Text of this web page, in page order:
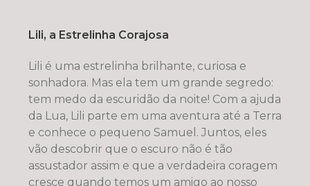
Lili, a Estrelinha Corajosa
Lili é uma estrelinha brilhante, curiosa e
sonhadora. Mas ela tem um grande segredo:
tem medo da escuridão da noite! Com a ajuda
da Lua, Lili parte em uma aventura até a Terra
e conhece o pequeno Samuel. Juntos, eles
vão descobrir que o escuro não é tão
assustador assim e que a verdadeira coragem
cresce quando temos um amigo ao nosso